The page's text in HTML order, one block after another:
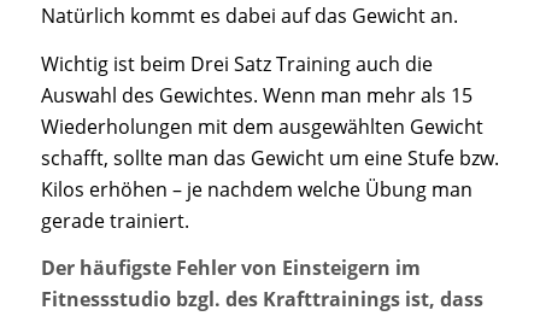
Natürlich kommt es dabei auf das Gewicht an.
Wichtig ist beim Drei Satz Training auch die
Auswahl des Gewichtes. Wenn man mehr als 15
Wiederholungen mit dem ausgewählten Gewicht
schafft, sollte man das Gewicht um eine Stufe bzw.
Kilos erhöhen – je nachdem welche Übung man
gerade trainiert.
Der häufigste Fehler von Einsteigern im
Fitnessstudio bzgl. des Krafttrainings ist, dass